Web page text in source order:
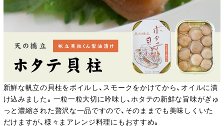
新鮮な帆立の貝柱をボイルし、スモークをかけてから、オイルに漬
け込みました。一粒一粒大切に吟味し、ホタテの新鮮な旨味がぎゅ
っと濃縮された贅沢な一品ですので、そのままでも美味しくいた
だけますが、様々まアレンジ料理にもおすすめ。